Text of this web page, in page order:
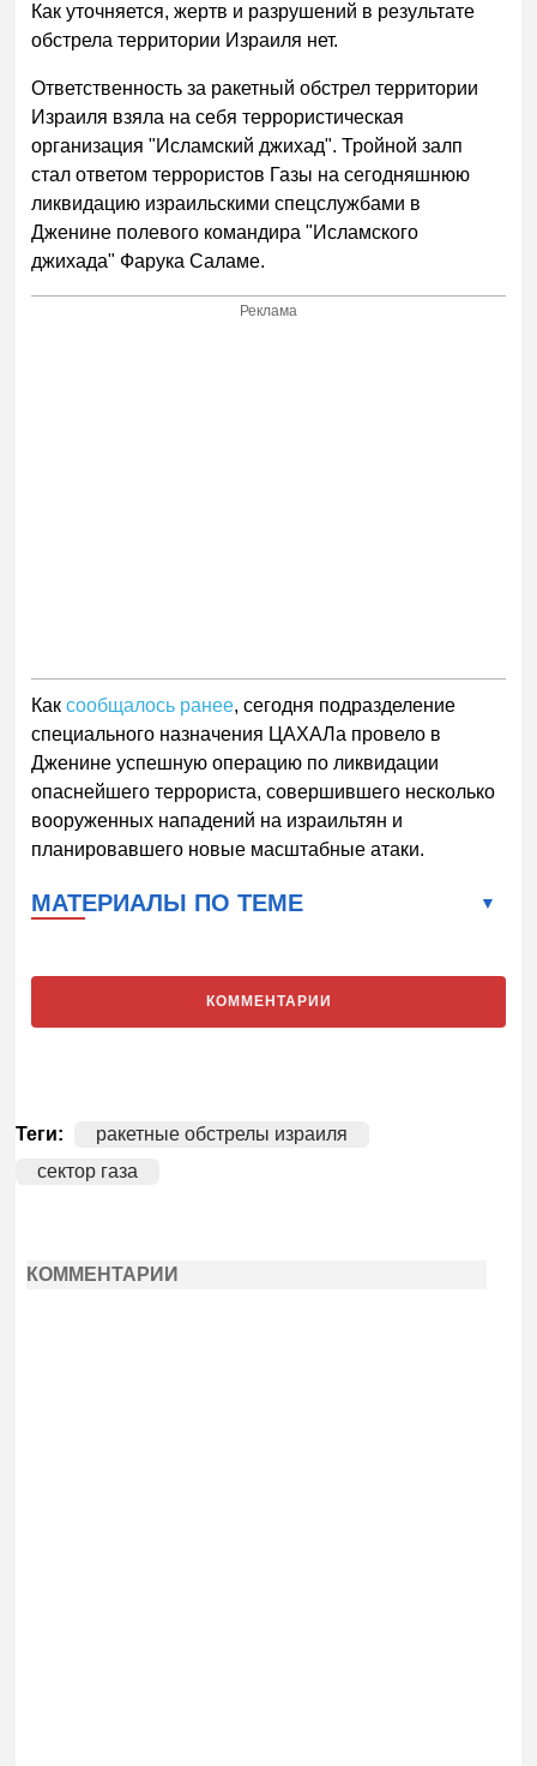
Как уточняется, жертв и разрушений в результате
обстрела территории Израиля нет.
Ответственность за ракетный обстрел территории
Израиля взяла на себя террористическая
организация "Исламский джихад". Тройной залп
стал ответом террористов Газы на сегодняшнюю
ликвидацию израильскими спецслужбами в
Дженине полевого командира "Исламского
джихада" Фарука Саламе.
Реклама
Каксообщалось ранее, сегодня подразделение
специального назначения ЦАХАЛа провело в
Дженине успешную операцию по ликвидации
опаснейшего террориста, совершившего несколько
вооруженных нападений на израильтян и
планировавшего новые масштабные атаки.
МАТЕРИАЛЫ ПО ТЕМЕ
КОММЕНТАРИИ
Теги:
ракетные обстрелы израиля
сектор газа
КОММЕНТАРИИ